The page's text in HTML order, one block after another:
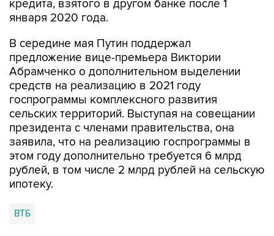
В середине мая Путин поддержал
Абрамченко о дополнительном выделении
средств на реализацию в 2021 году
госпрограммы комплексного развития
сельских территорий. Выступая на совещании
президента с членами правительства, она
заявила, что на реализацию госпрограммы в
этом году дополнительно требуется 6 млрд
рублей, в том числе 2 млрд рублей на сельскую
ипотеку.
ВТБ